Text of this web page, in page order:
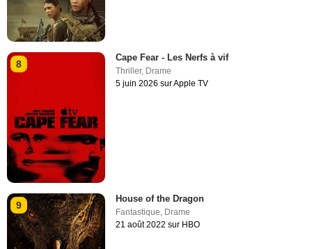
8
Cape Fear - Les Nerfs à vif
Thriller, Drame
5 juin 2026 sur Apple TV
9
House of the Dragon
Fantastique, Drame
21 août 2022 sur HBO